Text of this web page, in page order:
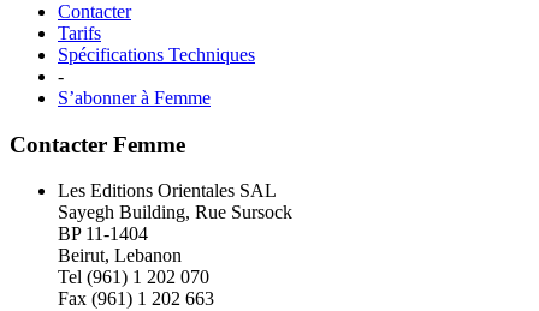
Contacter
Tarifs
Spécifications Techniques
-
S’abonner à Femme
Contacter Femme
Les Editions Orientales SAL
Sayegh Building, Rue Sursock
BP 11-1404
Beirut, Lebanon
Tel (961) 1 202 070
Fax (961) 1 202 663